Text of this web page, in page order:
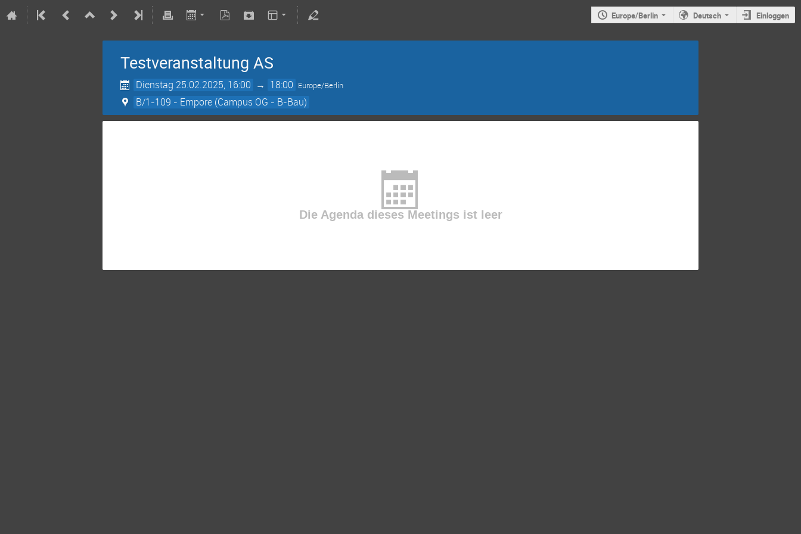
Europe/Berlin Deutsch Einloggen
Testveranstaltung AS
Dienstag 25.02.2025, 16:00 → 18:00 Europe/Berlin
B/1-109 - Empore (Campus OG - B-Bau)
Die Agenda dieses Meetings ist leer